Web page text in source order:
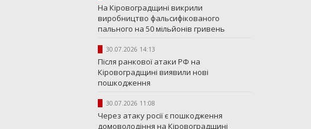
На Кіровоградщині викрили
виробництво фальсифікованого
пального на 50 мільйонів гривень
30.07.2026 14:13
Після ранкової атаки РФ на
Кіровоградщині виявили нові
пошкодження
30.07.2026 11:08
Через атаку росії є пошкодження
домоволодіння на Кіровоградщині